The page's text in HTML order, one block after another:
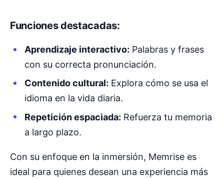
Funciones destacadas:
Aprendizaje interactivo: Palabras y frases
con su correcta pronunciación.
Contenido cultural: Explora cómo se usa el
idioma en la vida diaria.
Repetición espaciada: Refuerza tu memoria
a largo plazo.
Con su enfoque en la inmersión, Memrise es
ideal para quienes desean una experiencia más